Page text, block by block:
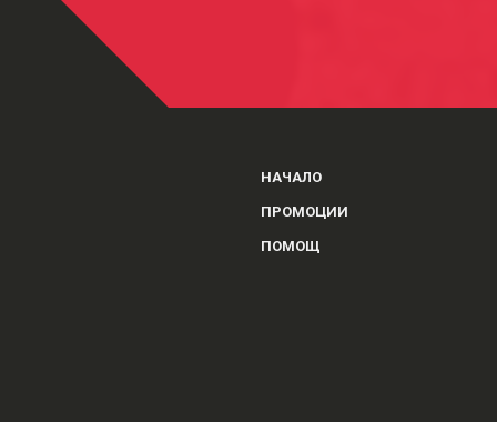
НАЧАЛО
ПРОМОЦИИ
ПОМОЩ